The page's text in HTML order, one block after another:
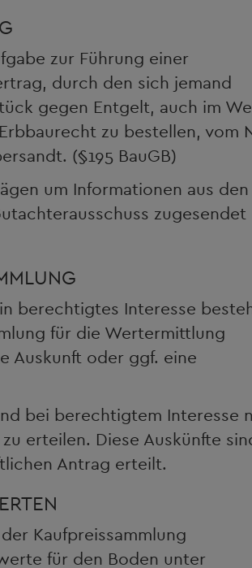
zur Führung einer
durch den sich jemand
gegen Entgelt, auch im
zu bestellen, vom
(§195 BauGB)
um Informationen aus den
zugesendet
berechtigtes Interesse
für die Wertermittlung
Auskunft oder ggf. eine
bei berechtigtem Interesse
erteilen. Diese Auskünfte
Antrag erteilt.
Kaufpreissammlung
für den Boden unter